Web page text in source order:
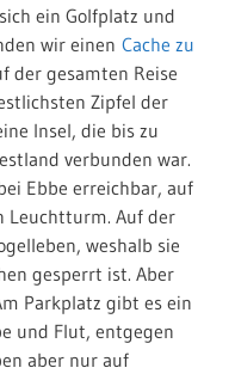
ein Golfplatz und
wir einen Cache zu
der gesamten Reise
Zipfel der
Insel, die bis zu
verbunden war.
Ebbe erreichbar, auf
Leuchtturm. Auf der
weshalb sie
gesperrt ist. Aber
Parkplatz gibt es ein
und Flut, entgegen
aber nur auf